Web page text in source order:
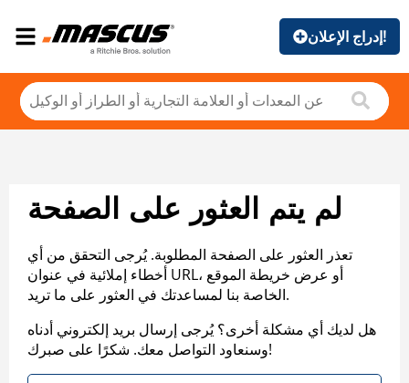
إدراج الإعلان!
لم يتم العثور على الصفحة
تعذر العثور على الصفحة المطلوبة. يُرجى التحقق من أي
أخطاء إملائية في عنوان URL، أو عرض خريطة الموقع
الخاصة بنا لمساعدتك في العثور على ما تريد.
هل لديك أي مشكلة أخرى؟ يُرجى إرسال بريد إلكتروني أدناه
وسنعاود التواصل معك. شكرًا على صبرك!